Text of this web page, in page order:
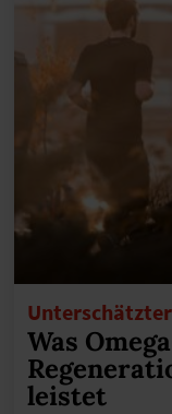
Was
leistet